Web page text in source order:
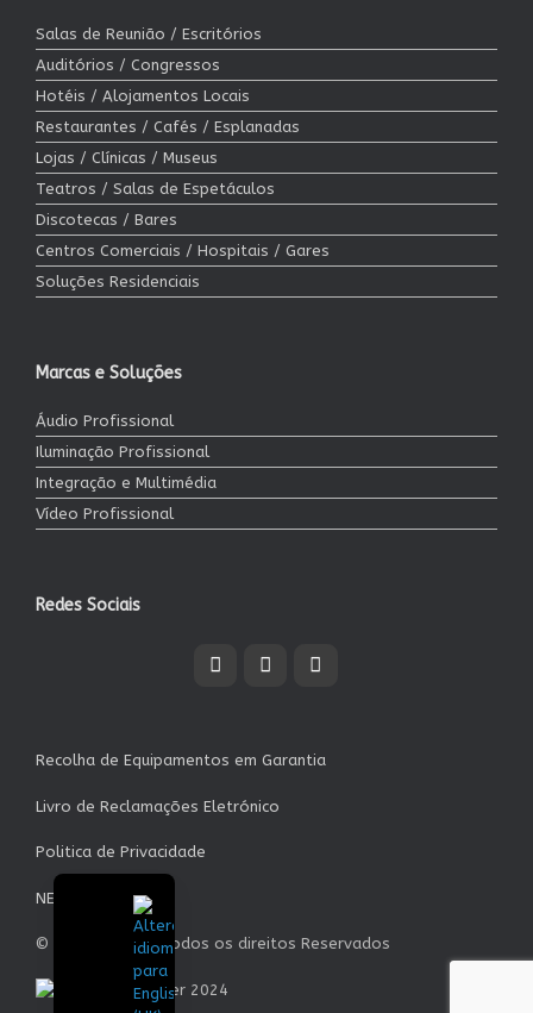
Salas de Reunião / Escritórios
Auditórios / Congressos
Hotéis / Alojamentos Locais
Restaurantes / Cafés / Esplanadas
Lojas / Clínicas / Museus
Teatros / Salas de Espetáculos
Discotecas / Bares
Centros Comerciais / Hospitais / Gares
Soluções Residenciais
Marcas e Soluções
Áudio Profissional
Iluminação Profissional
Integração e Multimédia
Vídeo Profissional
Redes Sociais
Recolha de Equipamentos em Garantia
Livro de Reclamações Eletrónico
Politica de Privacidade
NEWSLETTER
© Garrett S.A. - Todos os direitos Reservados